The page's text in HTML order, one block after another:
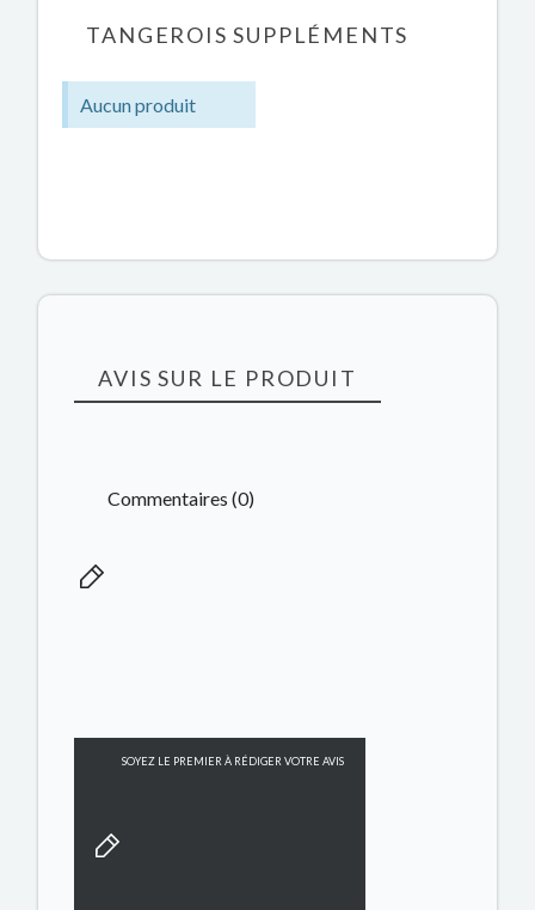
TANGEROIS SUPPLÉMENTS
Aucun produit
AVIS SUR LE PRODUIT
Commentaires (0)
SOYEZ LE PREMIER À RÉDIGER VOTRE AVIS